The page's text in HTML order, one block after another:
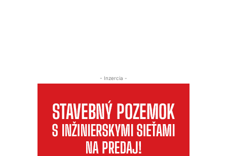
- Inzercia -